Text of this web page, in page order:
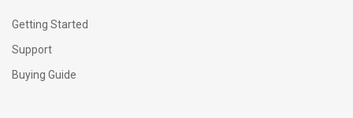
Getting Started
Support
Buying Guide